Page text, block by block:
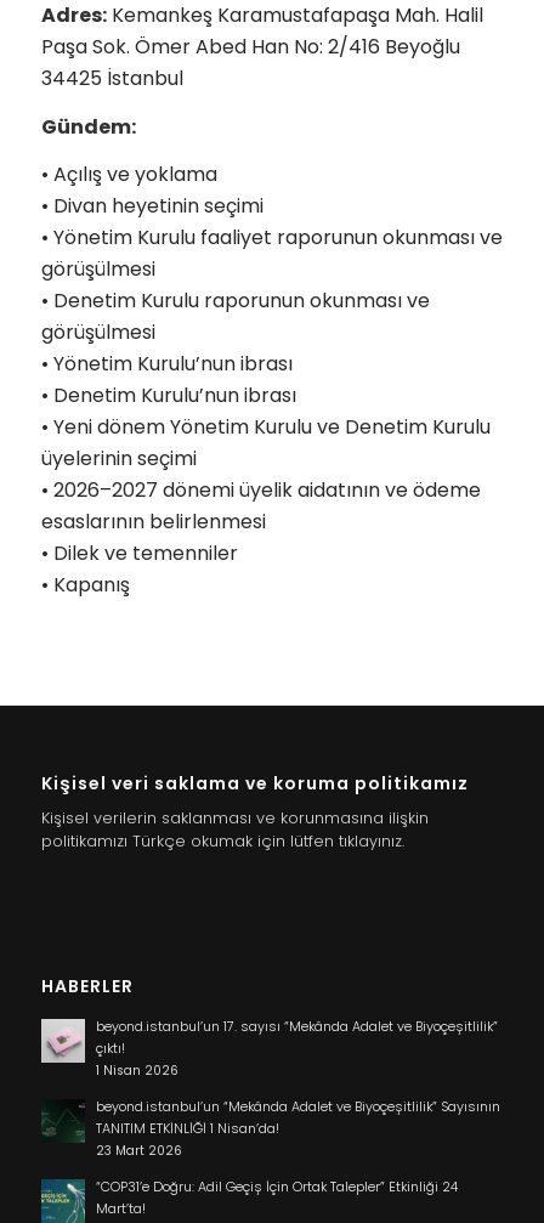
Adres:Kemankeş Karamustafapaşa Mah. Halil
Paşa Sok. Ömer Abed Han No: 2/416 Beyoğlu
34425 İstanbul
Gündem:
•⁠ ⁠Açılış ve yoklama
•⁠ ⁠Divan heyetinin seçimi
•⁠ ⁠Yönetim Kurulu faaliyet raporunun okunması ve
görüşülmesi
•⁠ ⁠Denetim Kurulu raporunun okunması ve
görüşülmesi
•⁠ ⁠Yönetim Kurulu’nun ibrası
•⁠ ⁠Denetim Kurulu’nun ibrası
•⁠ ⁠Yeni dönem Yönetim Kurulu ve Denetim Kurulu
üyelerinin seçimi
•⁠ ⁠2026–2027 dönemi üyelik aidatının ve ödeme
esaslarının belirlenmesi
•⁠ ⁠Dilek ve temenniler
•⁠ ⁠Kapanış
Kişisel veri saklama ve koruma politikamız
Kişisel verilerin saklanması ve korunmasına ilişkin
politikamızı Türkçe okumak için lütfen tıklayınız.
HABERLER
beyond.istanbul’un 17. sayısı “Mekânda Adalet ve Biyoçeşitlilik”
çıktı!
1 Nisan 2026
beyond.istanbul’un “Mekânda Adalet ve Biyoçeşitlilik” Sayısının
TANITIM ETKİNLİĞİ 1 Nisan’da!
23 Mart 2026
“COP31’e Doğru: Adil Geçiş İçin Ortak Talepler” Etkinliği 24
Mart’ta!